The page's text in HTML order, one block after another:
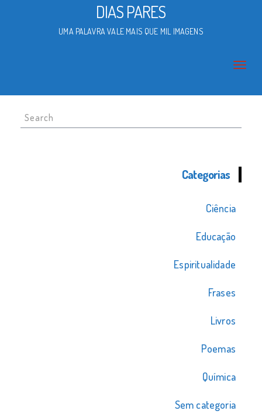
DIAS PARES
UMA PALAVRA VALE MAIS QUE MIL IMAGENS
Search
for:
Categorias
Ciência
Educação
Espiritualidade
Frases
Livros
Poemas
Química
Sem categoria